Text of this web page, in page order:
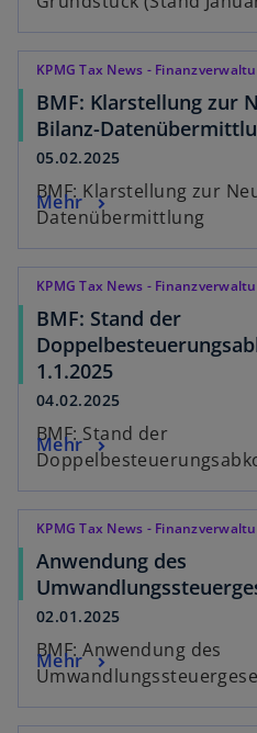
KPMG Tax News -
BMF: Klarstellung zur
Bilanz-
05.02.2025
BMF: Klarstellung zur
Datenübermittlung
Mehr
KPMG Tax News -
BMF: Stand der
1.1.2025
04.02.2025
BMF: Stand der
Mehr
KPMG Tax News -
Anwendung des
02.01.2025
BMF: Anwendung des
Mehr